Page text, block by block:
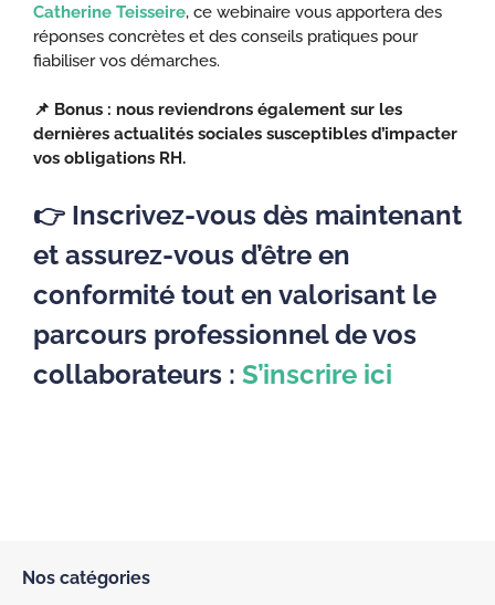
Catherine Teisseire, ce webinaire vous apportera des
réponses concrètes et des conseils pratiques pour
fiabiliser vos démarches.
📌 Bonus : nous reviendrons également sur les
dernières actualités sociales susceptibles d’impacter
vos obligations RH.
👉 Inscrivez-vous dès maintenant
et assurez-vous d’être en
conformité tout en valorisant le
parcours professionnel de vos
collaborateurs : S’inscrire ici
Nos catégories